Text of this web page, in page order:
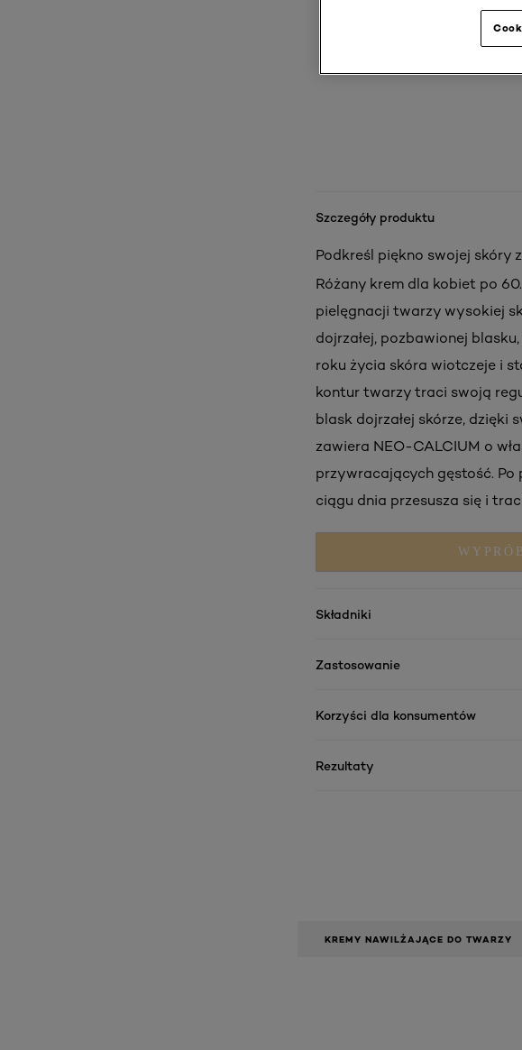
Szczegóły produktu
Podkreśl piękno swojej skóry
Różany krem dla kobiet po
pielęgnacji twarzy wysokiej
dojrzałej, pozbawionej
roku życia skóra wiotczeje i
kontur twarzy traci swoją
blask dojrzałej skórze, dzięki
zawiera NEO-CALCIUM o
przywracających gęstość. Po
ciągu dnia przesusza się i
Składniki
Zastosowanie
Korzyści dla konsumentów
Rezultaty
KREMY NAWILŻAJĄCE DO TWARZY